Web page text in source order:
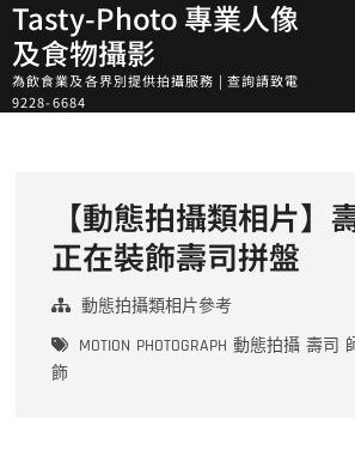
Skip
to
content
Tasty-Photo 專業人像
及食物攝影
為飲食業及各界別提供拍攝服務 | 查詢請致電
9228-6684
【動態拍攝類相片】
正在裝飾壽司拼盤
動態拍攝類相片參考
MOTION PHOTOGRAPH 動態拍攝 壽司
飾